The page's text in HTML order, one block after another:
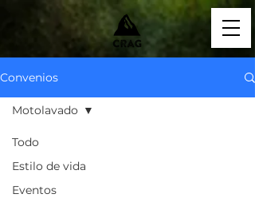
Convenios
Todo
Estilo de vida
Eventos
Motolavado